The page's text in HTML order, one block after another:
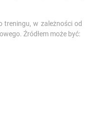
treningu, w zależności od
Źródłem może być: